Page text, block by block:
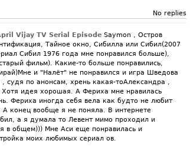
No replies
Vijay TV Serial EpisodeSaymon , Остров
Тайное окно, Сибилла или Сибил(2007
Сибил 1976 года мне понравился больше),
фильм). Какие-то больше понравились,
и "Налёт" не понравился и игра Шведова
судя по анонсам, хрень какая-тоАлександра ,
идея хорошая. А Фериха мне нравилась
Фериха иногда себя вела как будто не любит
А конец вообще я не поняла. В интернете
а я думала то Левент мимо проходил и
в общем))) Мне Аси еще понравилась и
моих любимых сериал ов.